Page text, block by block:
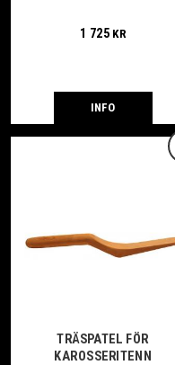
1 725KR
INFO
TRÄSPATEL FÖR
KAROSSERITENN